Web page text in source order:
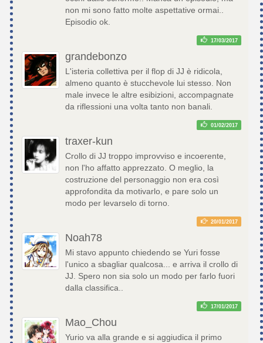
non mi sono fatto molte aspettative ormai..
Episodio ok.
17/03/2017
grandebonzo
L'isteria collettiva per il flop di JJ è ridicola,
almeno quanto è stucchevole lui stesso. Non
male invece le altre esibizioni, accompagnate
da riflessioni una volta tanto non banali.
01/02/2017
traxer-kun
Crollo di JJ troppo improvviso e incoerente,
non l'ho affatto apprezzato. O meglio, la
costruzione del personaggio non era così
approfondita da motivarlo, e pare solo un
modo per levarselo di torno.
20/01/2017
Noah78
Mi stavo appunto chiedendo se Yuri fosse
l'unico a sbagliar qualcosa... e arriva il crollo di
JJ. Spero non sia solo un modo per farlo fuori
dalla classifica..
17/01/2017
Mao_Chou
Yurio va alla grande e si aggiudica il primo